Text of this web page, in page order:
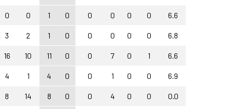
0 0 1 0 0 0 0 0 6.6
3 2 1 0 0 0 0 0 6.8
16 10 11 0 0 7 0 1 6.6
4 1 4 0 0 1 0 0 6.9
8 14 8 0 0 4 0 0 0.0